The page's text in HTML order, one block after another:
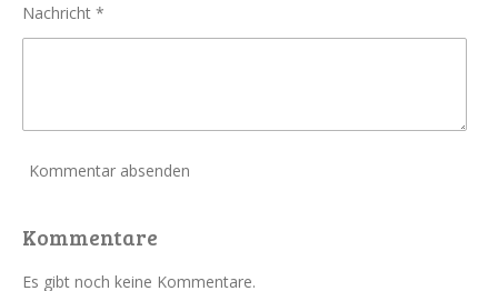
Nachricht *
Kommentar absenden
Kommentare
Es gibt noch keine Kommentare.